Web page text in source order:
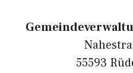
55593